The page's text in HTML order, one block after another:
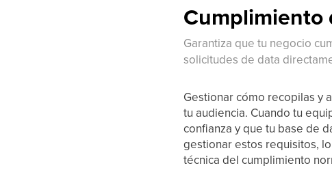
Cumplimiento
Garantiza que tu negocio
solicitudes de data
Gestionar cómo recopilas y
tu audiencia. Cuando tu
confianza y que tu base de
gestionar estos requisitos,
técnica del cumplimiento